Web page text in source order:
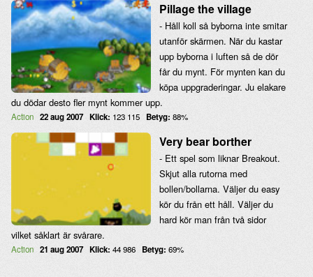
Pillage the village
- Håll koll så byborna inte smitar
utanför skärmen. När du kastar
upp byborna i luften så de dör
får du mynt. För mynten kan du
köpa uppgraderingar. Ju elakare
du dödar desto fler mynt kommer upp.
Action 22 aug 2007 Klick: 123 115 Betyg: 88%
Very bear borther
- Ett spel som liknar Breakout.
Skjut alla rutorna med
bollen/bollarna. Väljer du easy
kör du från ett håll. Väljer du
hard kör man från två sidor
vilket såklart är svårare.
Action 21 aug 2007 Klick: 44 986 Betyg: 69%